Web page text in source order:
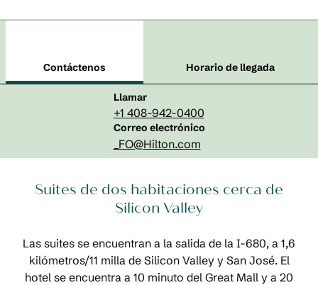
Contáctenos
Horario de llegada
Llamar
Llame al
+1 408-942-0400
Correo electrónico
Correo electrónicoMILCA
_FO@Hilton.com
Suites de dos habitaciones cerca de
Silicon Valley
Las suites se encuentran a la salida de la I-680, a 1,6
kilómetros/11 milla de Silicon Valley y San José. El
hotel se encuentra a 10 minuto del Great Mall y a 20